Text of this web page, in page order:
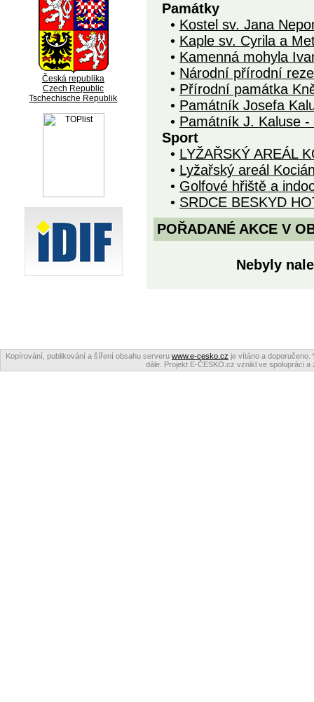
Česká republika
Czech Republic
Tschechische Republik
Památky
• Kostel sv. Jana
• Kaple sv. Cyrila a
• Kamenná mohyla
• Národní přírodní
• Přírodní památka
• Památník Josefa
• Památník J. Kaluse -
Sport
• LYŽAŘSKÝ AREÁL
• Lyžařský areál
• Golfové hřiště a
• SRDCE BESKYD
POŘADANÉ AKCE V
Nebyly
Kopírování, publikování a šíření obsahu serveru www.e-cesko.cz je vítáno a doporučeno.
dále. Projekt E-ČESKO.cz vznikl ve spolupráci